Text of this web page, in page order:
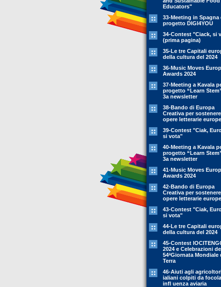
Educators"
33-Meeting in Spagna
progetto DIGI4YOU
34-Contest "Ciack, si
(prima pagina)
35-Le tre Capitali
della cultura del 2024
36-Music Moves
Awards 2024
37-Meeting a Kavala
progetto “Learn
3a newsletter
38-Bando di Europa
Creativa per
opere letterarie
39-Contest "Ciak,
si vota"
40-Meeting a Kavala
progetto “Learn
3a newsletter
41-Music Moves
Awards 2024
42-Bando di Europa
Creativa per
opere letterarie
43-Contest "Ciak,
si vota"
44-Le tre Capitali
della cultura del 2024
45-Contest
2024 e Celebrazioni
54ªGiornata Mondiale
Terra
46-Aiuti agli
ialiani colpiti da
infl uenza aviaria